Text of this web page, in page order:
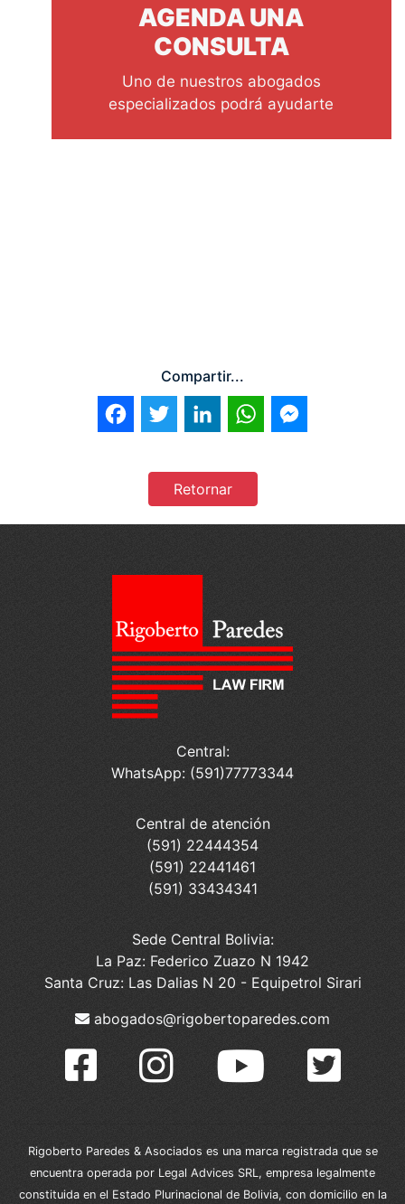
AGENDA UNA
CONSULTA
Uno de nuestros abogados
especializados podrá ayudarte
Compartir...
FacebookTwitter LinkedIn WhatsApp
Retornar
Central:
WhatsApp: (591)77773344
Central de atención
(591) 22444354
(591) 22441461
(591) 33434341
Sede Central Bolivia:
La Paz: Federico Zuazo N 1942
Santa Cruz: Las Dalias N 20 - Equipetrol Sirari
abogados@rigobertoparedes.com
Rigoberto Paredes & Asociados es una marca registrada que se
encuentra operada por Legal Advices SRL, empresa legalmente
constituida en el Estado Plurinacional de Bolivia, con domicilio en la